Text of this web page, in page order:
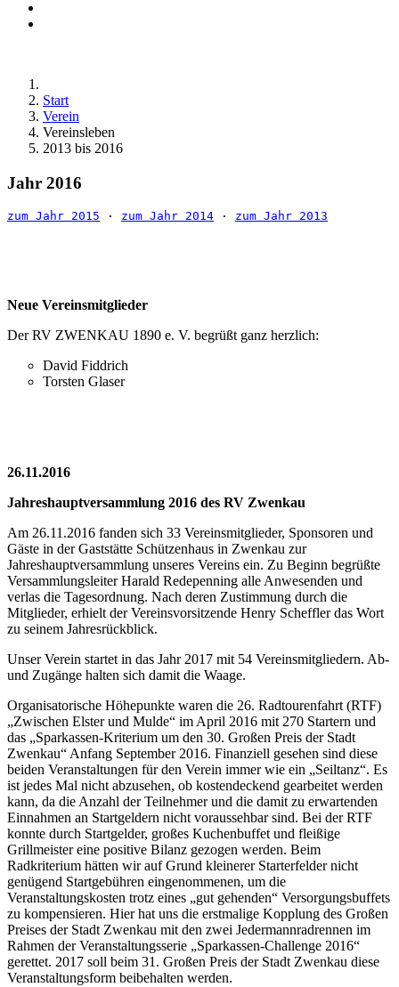
Start
Verein
Vereinsleben
2013 bis 2016
Jahr 2016
zum Jahr 2015 · zum Jahr 2014 · zum Jahr 2013
Neue Vereinsmitglieder
Der RV ZWENKAU 1890 e. V. begrüßt ganz herzlich:
David Fiddrich
Torsten Glaser
26.11.2016
Jahreshauptversammlung 2016 des RV Zwenkau
Am 26.11.2016 fanden sich 33 Vereinsmitglieder, Sponsoren und
Gäste in der Gaststätte Schützenhaus in Zwenkau zur
Jahreshauptversammlung unseres Vereins ein. Zu Beginn begrüßte
Versammlungsleiter Harald Redepenning alle Anwesenden und
verlas die Tagesordnung. Nach deren Zustimmung durch die
Mitglieder, erhielt der Vereinsvorsitzende Henry Scheffler das Wort
zu seinem Jahresrückblick.
Unser Verein startet in das Jahr 2017 mit 54 Vereinsmitgliedern. Ab-
und Zugänge halten sich damit die Waage.
Organisatorische Höhepunkte waren die 26. Radtourenfahrt (RTF)
„Zwischen Elster und Mulde“ im April 2016 mit 270 Startern und
das „Sparkassen-Kriterium um den 30. Großen Preis der Stadt
Zwenkau“ Anfang September 2016. Finanziell gesehen sind diese
beiden Veranstaltungen für den Verein immer wie ein „Seiltanz“. Es
ist jedes Mal nicht abzusehen, ob kostendeckend gearbeitet werden
kann, da die Anzahl der Teilnehmer und die damit zu erwartenden
Einnahmen an Startgeldern nicht voraussehbar sind. Bei der RTF
konnte durch Startgelder, großes Kuchenbuffet und fleißige
Grillmeister eine positive Bilanz gezogen werden. Beim
Radkriterium hätten wir auf Grund kleinerer Starterfelder nicht
genügend Startgebühren eingenommenen, um die
Veranstaltungskosten trotz eines „gut gehenden“ Versorgungsbuffets
zu kompensieren. Hier hat uns die erstmalige Kopplung des Großen
Preises der Stadt Zwenkau mit den zwei Jedermannradrennen im
Rahmen der Veranstaltungsserie „Sparkassen-Challenge 2016“
gerettet. 2017 soll beim 31. Großen Preis der Stadt Zwenkau diese
Veranstaltungsform beibehalten werden.